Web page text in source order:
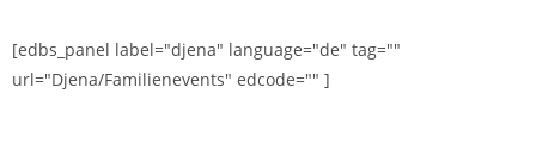
[edbs_panel label="djena" language="de" tag=""
url="Djena/Familienevents" edcode="" ]